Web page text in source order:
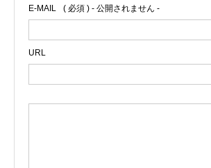
E-MAIL ( 必須 ) - 公開されません -
URL